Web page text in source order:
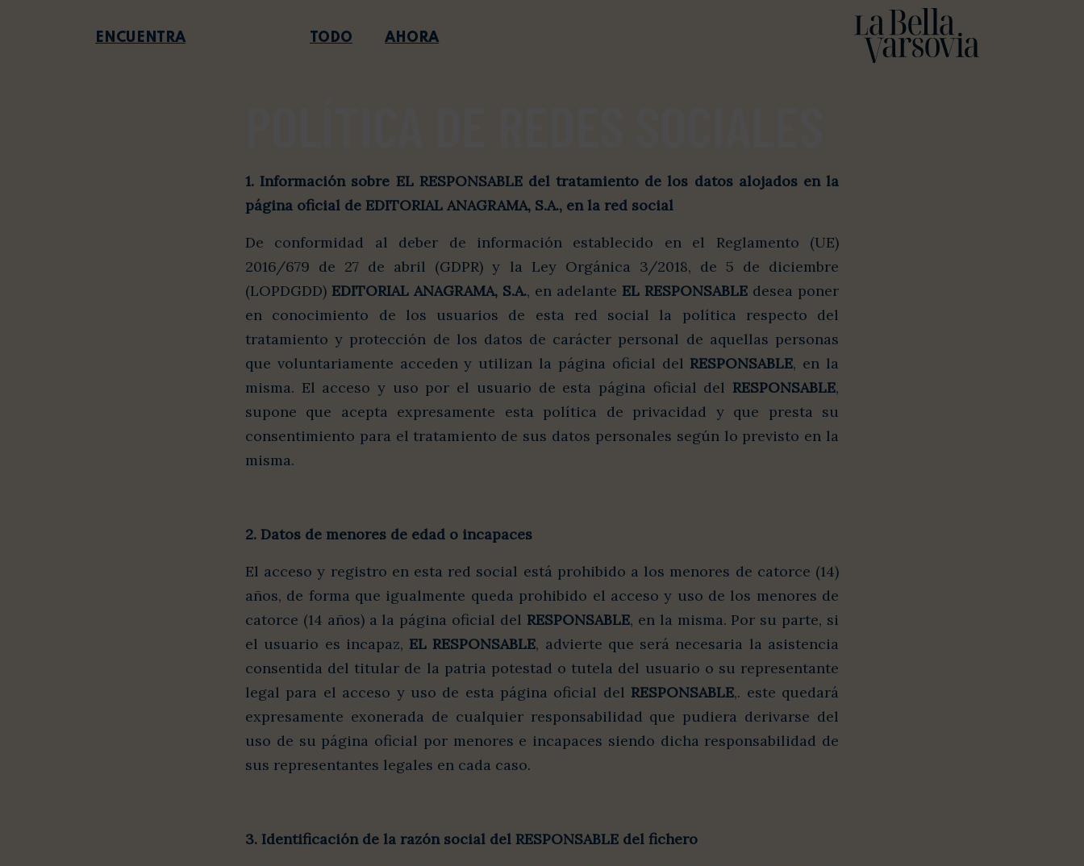
TODO AHORA
1. Información sobre EL RESPONSABLEdel tratamiento de los datos alojados en la
página oficial de EDITORIAL ANAGRAMA, S.A., en la red social
De conformidad al deber de información establecido en el Reglamento (UE)
2016/679 de 27 de abril (GDPR) y la Ley Orgánica 3/2018, de 5 de diciembre
(LOPDGDD) EDITORIAL ANAGRAMA, S.A., en adelante EL RESPONSABLE desea poner
en conocimiento de los usuarios de esta red social la política respecto del
tratamiento y protección de los datos de carácter personal de aquellas personas
que voluntariamente acceden y utilizan la página oficial del RESPONSABLE, en la
misma. El acceso y uso por el usuario de esta página oficial del RESPONSABLE,
supone que acepta expresamente esta política de privacidad y que presta su
consentimiento para el tratamiento de sus datos personales según lo previsto en la
misma.
2. Datos de menores de edad o incapaces
El acceso y registro en esta red social está prohibido a los menores de catorce (14)
años, de forma que igualmente queda prohibido el acceso y uso de los menores de
catorce (14 años) a la página oficial del RESPONSABLE, en la misma. Por su parte, si
el usuario es incapaz, EL RESPONSABLE, advierte que será necesaria la asistencia
consentida del titular de la patria potestad o tutela del usuario o su representante
legal para el acceso y uso de esta página oficial del RESPONSABLE,. este quedará
expresamente exonerada de cualquier responsabilidad que pudiera derivarse del
uso de su página oficial por menores e incapaces siendo dicha responsabilidad de
sus representantes legales en cada caso.
3. Identificación de la razón social del RESPONSABLE del fichero